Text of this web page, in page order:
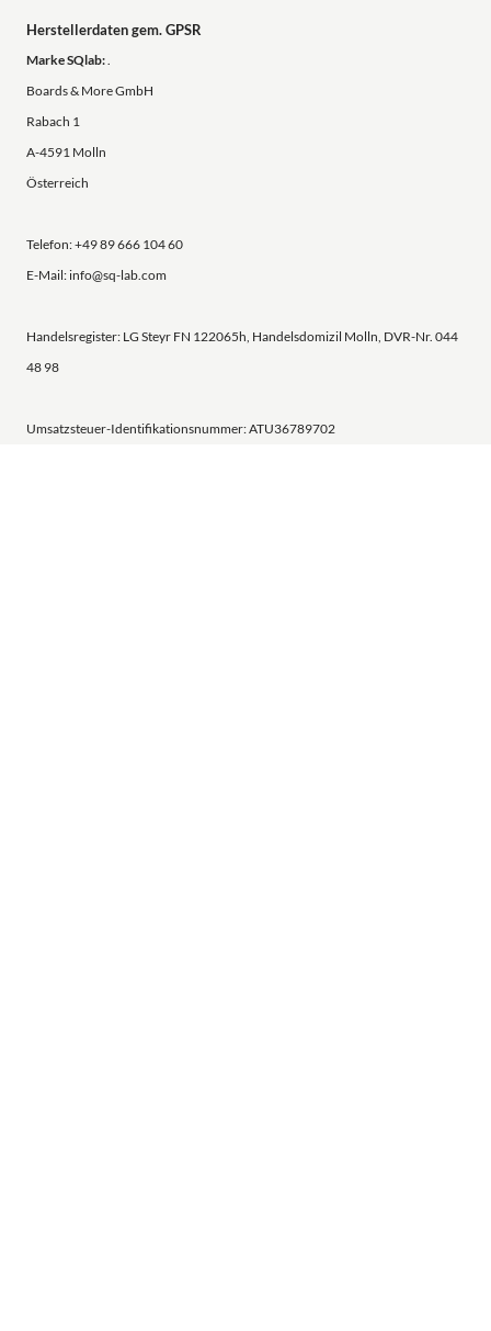
Herstellerdaten gem. GPSR
Marke SQlab:.
Boards & More GmbH
Rabach 1
A-4591 Molln
Österreich
Telefon: +49 89 666 104 60
E-Mail: info@sq-lab.com
Handelsregister: LG Steyr FN 122065h, Handelsdomizil Molln, DVR-Nr. 044
48 98
Umsatzsteuer-Identifikationsnummer: ATU36789702